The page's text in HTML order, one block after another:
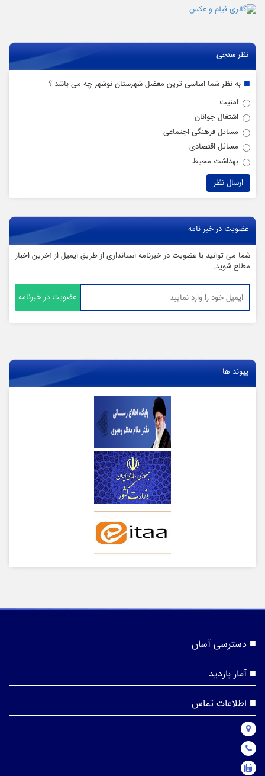
نظر سنجی
به نظر شما اساسی ترین معضل شهرستان نوشهر چه می باشد ؟
امنیت
اشتغال جوانان
مسائل فرهنگی اجتماعی
مسائل اقتصادی
بهداشت محیط
عضویت در خبر نامه
شما می توانید با عضویت در خبرنامه استانداری از طریق ایمیل از آخرین اخبار
مطلع شوید.
پیوند ها
دسترسی آسان
آمار بازدید
اطلاعات تماس